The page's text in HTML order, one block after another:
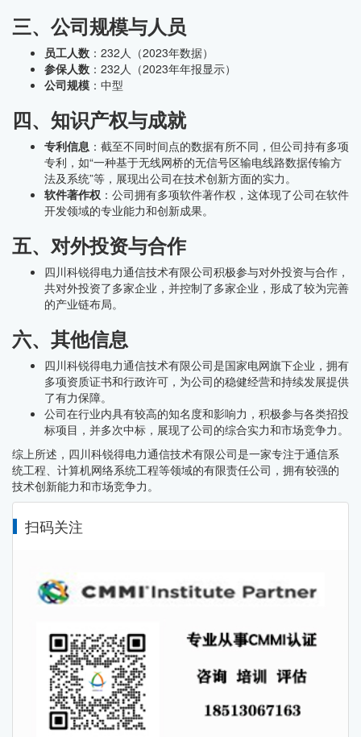
三、公司规模与人员
员工人数 ：232人（2023年数据）
参保人数 ：232人（2023年年报显示）
公司规模 ：中型
四、知识产权与成就
专利信息 ：截至不同时间点的数据有所不同，但公司持有多项
专利，如“一种基于无线网桥的无信号区输电线路数据传输方
法及系统”等，展现出公司在技术创新方面的实力。
软件著作权 ：公司拥有多项软件著作权，这体现了公司在软件
开发领域的专业能力和创新成果。
五、对外投资与合作
四川科锐得电力通信技术有限公司积极参与对外投资与合作，
共对外投资了多家企业，并控制了多家企业，形成了较为完善
的产业链布局。
六、其他信息
四川科锐得电力通信技术有限公司是国家电网旗下企业，拥有
多项资质证书和行政许可，为公司的稳健经营和持续发展提供
了有力保障。
公司在行业内具有较高的知名度和影响力，积极参与各类招投
标项目，并多次中标，展现了公司的综合实力和市场竞争力。
综上所述，四川科锐得电力通信技术有限公司是一家专注于通信系
统工程、计算机网络系统工程等领域的有限责任公司，拥有较强的
技术创新能力和市场竞争力。
扫码关注